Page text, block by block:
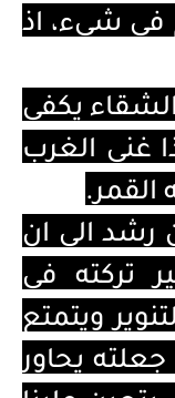
في شيء، اذ
يكفي
غنى الغرب
القمر.
رشد الى ان
تركته في
ويتمتع
جعلته يحاور